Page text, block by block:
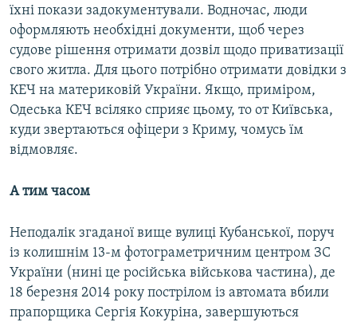
їхні покази задокументували. Водночас, люди
оформляють необхідні документи, щоб через
судове рішення отримати дозвіл щодо приватизації
свого житла. Для цього потрібно отримати довідки з
КЕЧ на материковій України. Якщо, приміром,
Одеська КЕЧ всіляко сприяє цьому, то от Київська,
куди звертаються офіцери з Криму, чомусь їм
відмовляє.
А тим часом
Неподалік згаданої вище вулиці Кубанської, поруч
із колишнім 13-м фотограметричним центром ЗС
України (нині це російська військова частина), де
18 березня 2014 року пострілом із автомата вбили
прапорщика Сергія Кокуріна, завершуються